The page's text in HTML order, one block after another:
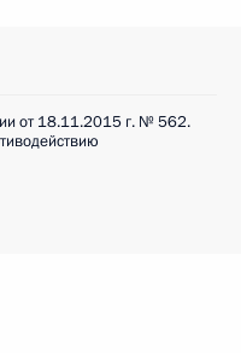
от 18.11.2015 г. № 562.